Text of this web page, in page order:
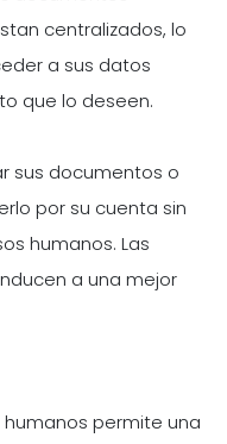
centralizados, lo
a sus datos
que lo deseen.
sus documentos o
por su cuenta sin
humanos. Las
a una mejor
permite una